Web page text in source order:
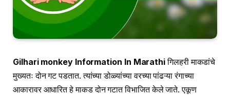
Gilhari monkey Information In Marathiगिलहरी माकडांचे
मुख्यतः दोन गट पडतात. त्यांच्या डोळ्यांच्या वरच्या पांढऱ्या रंगाच्या
आकारावर आधारित हे माकड दोन गटात विभाजित केले जाते. एकूण